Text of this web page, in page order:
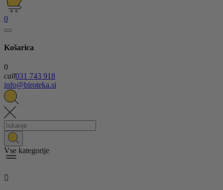
0
Košarica
0
call031 743 918
info@biroteka.si
Vse kategorije
